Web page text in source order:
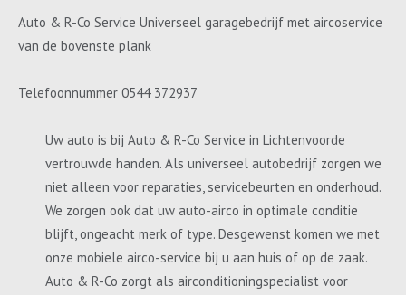
Auto & R-Co Service Universeel garagebedrijf met aircoservice
van de bovenste plank
Telefoonnummer 0544 372937
Uw auto is bij Auto & R-Co Service in Lichtenvoorde
vertrouwde handen. Als universeel autobedrijf zorgen we
niet alleen voor reparaties, servicebeurten en onderhoud.
We zorgen ook dat uw auto-airco in optimale conditie
blijft, ongeacht merk of type. Desgewenst komen we met
onze mobiele airco-service bij u aan huis of op de zaak.
Auto & R-Co zorgt als airconditioningspecialist voor